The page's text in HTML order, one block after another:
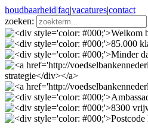
houdbaarheid|faq|vacatures|contact
zoeken: